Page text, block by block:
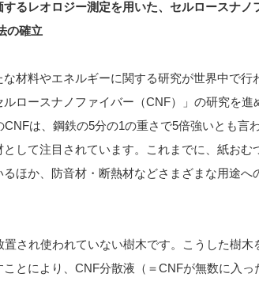
るレオロジー測定を用いた、セルロースナノ
の確立
材料やエネルギーに関する研究が世界中で行
ロースナノファイバー（CNF）」の研究を進
は、鋼鉄の5分の1の重さで5倍強いとも言
して注目されています。これまでに、紙おむ
ほか、防音材・断熱材などさまざまな用途へ
され使われていない樹木です。こうした樹木
とにより、CNF分散液（＝CNFが無数に入っ